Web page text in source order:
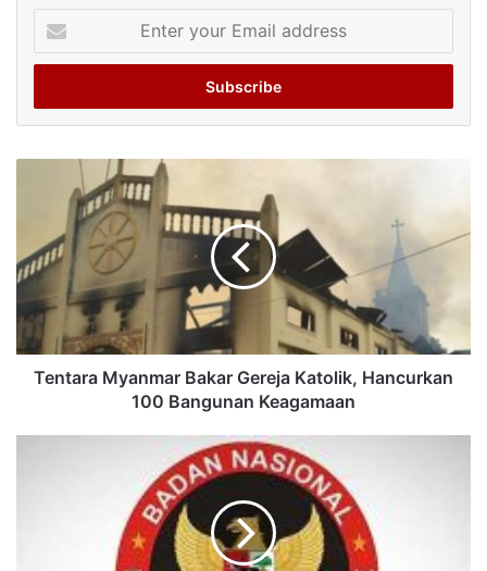
your
Email
Tentara Myanmar Bakar Gereja Katolik, Hancurkan
100 Bangunan Keagamaan